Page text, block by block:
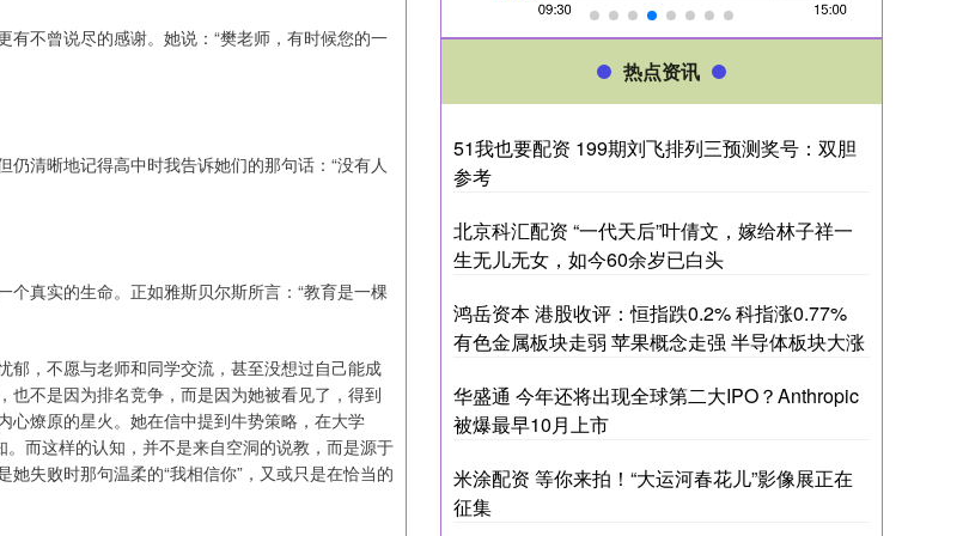
不曾说尽的感谢。她说：“樊老师，有时候您的一
清晰地记得高中时我告诉她们的那句话：“没有人
真实的生命。正如雅斯贝尔斯所言：“教育是一棵
郁，不愿与老师和同学交流，甚至没想过自己能成
不是因为排名竞争，而是因为她被看见了，得到
心燎原的星火。她在信中提到牛势策略，在大学
而这样的认知，并不是来自空洞的说教，而是源于
失败时那句温柔的“我相信你”，又或只是在恰当的
热点资讯
51我也要配资 199期刘飞排列三预测奖号：双胆
参考
北京科汇配资 “一代天后”叶倩文，嫁给林子祥一
生无儿无女，如今60余岁已白头
鸿岳资本 港股收评：恒指跌0.2% 科指涨0.77%
有色金属板块走弱 苹果概念走强 半导体板块大涨
华盛通 今年还将出现全球第二大IPO？Anthropic
被爆最早10月上市
米涂配资 等你来拍！“大运河春花儿”影像展正在
征集